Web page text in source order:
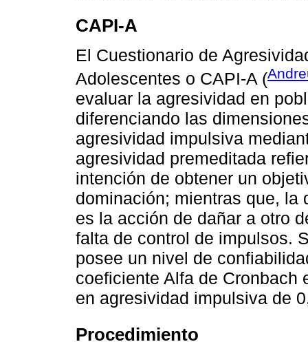
CAPI-A
El Cuestionario de
Adolescentes o CAPI-A (
evaluar la agresividad en
diferenciando las
agresividad impulsiva
agresividad premeditada
intención de obtener un
dominación; mientras que,
es la acción de dañar a otro
falta de control de impulsos.
posee un nivel de
coeficiente Alfa de Cronbach
en agresividad impulsiva de
Procedimiento